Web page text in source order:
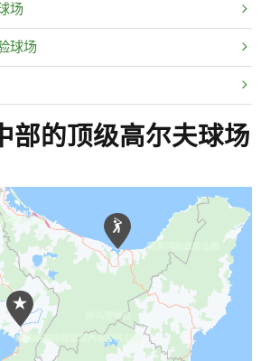
场
球场
部的顶级高尔夫球场